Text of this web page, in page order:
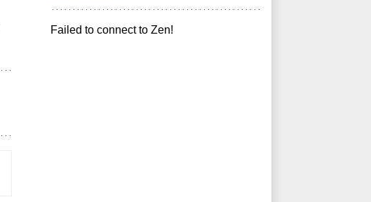
Failed to connect to Zen!